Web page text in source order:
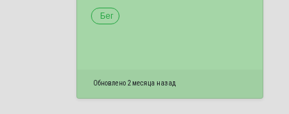
Бег
Обновлено 2 месяца назад